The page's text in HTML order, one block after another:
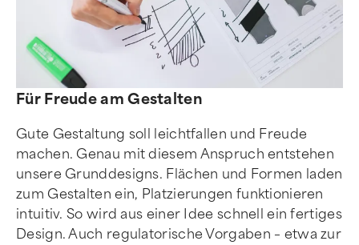
Für Freude am Gestalten
Gute Gestaltung soll leichtfallen und Freude
machen. Genau mit diesem Anspruch entstehen
unsere Grunddesigns. Flächen und Formen laden
zum Gestalten ein, Platzierungen funktionieren
intuitiv. So wird aus einer Idee schnell ein fertiges
Design. Auch regulatorische Vorgaben – etwa zur